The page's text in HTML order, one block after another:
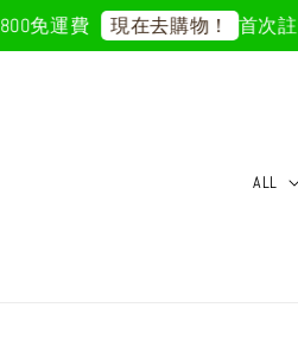
免運費 現在去購物！ 首次註
ALL